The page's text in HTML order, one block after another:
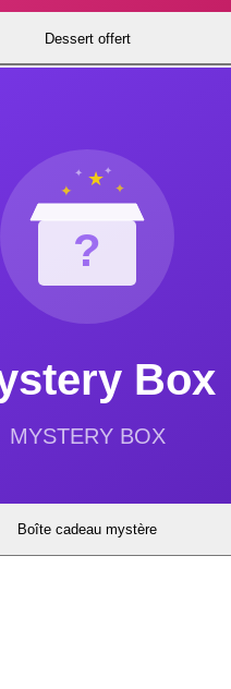
Dessert offert
Boîte cadeau mystère